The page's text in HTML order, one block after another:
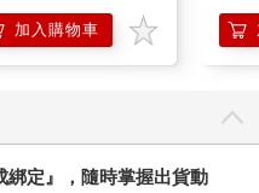
敷 【單入組】
加入購物車
綁定』，隨時掌握出貨動